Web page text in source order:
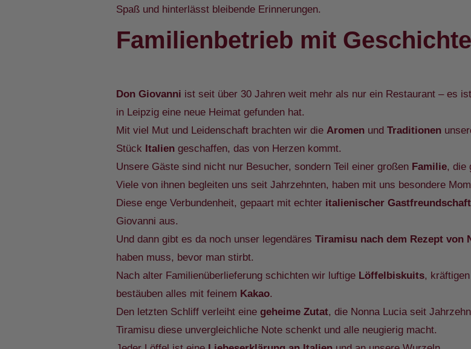
Spaß und hinterlässt bleibende Erinnerungen.
Familienbetrieb mit Geschichte
Don Giovanni ist seit über 30 Jahren weit mehr als nur ein Restaurant – es
in Leipzig eine neue Heimat gefunden hat.
Mit viel Mut und Leidenschaft brachten wir die Aromen und Traditionen
Stück Italien geschaffen, das von Herzen kommt.
Unsere Gäste sind nicht nur Besucher, sondern Teil einer großen Familie, die
Viele von ihnen begleiten uns seit Jahrzehnten, haben mit uns besondere
Diese enge Verbundenheit, gepaart mit echter italienischer Gastfreundschaft
Giovanni aus.
Und dann gibt es da noch unser legendäres Tiramisu nach dem Rezept von
haben muss, bevor man stirbt.
Nach alter Familienüberlieferung schichten wir luftige Löffelbiskuits, kräftigen
bestäuben alles mit feinem Kakao.
Den letzten Schliff verleiht eine geheime Zutat, die Nonna Lucia seit
Tiramisu diese unvergleichliche Note schenkt und alle neugierig macht.